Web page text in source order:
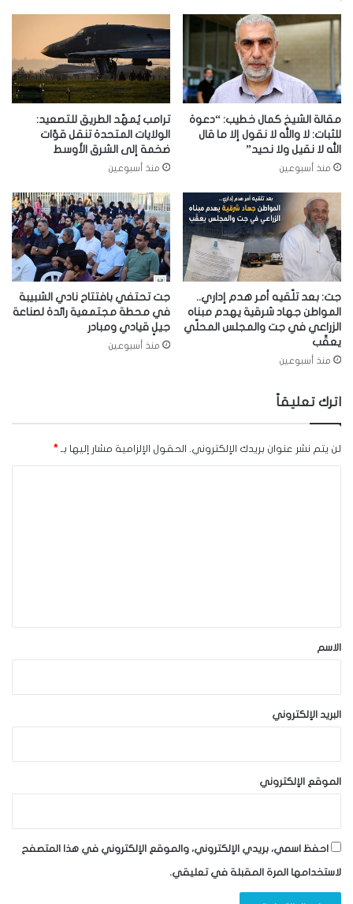
مقالة الشيخ كمال خطيب: “دعوة
للثبات: لا والله لا نقول إلا ما قال
الله لا نقيل ولا نحيد”
منذ أسبوعين
ترامب يُمهّد الطريق للتصعيد:
الولايات المتحدة تنقل قوّات
ضخمة إلى الشرق الأوسط
منذ أسبوعين
جت: بعد تلّقيه أمر هدم إداري..
المواطن جهاد شرقية يهدم مبناه
الزراعي في جت والمجلس المحلّي
يعقّب
منذ أسبوعين
جت تحتفي بافتتاح نادي الشبيبة
في محطة مجتمعية رائدة لصناعة
جيلٍ قيادي ومبادر
منذ أسبوعين
اترك تعليقاً
لن يتم نشر عنوان بريدك الإلكتروني. الحقول الإلزامية مشار إليها بـ *
*الاسم
البريد الإلكتروني
الموقع الإلكتروني
احفظ اسمي، بريدي الإلكتروني، والموقع الإلكتروني في هذا المتصفح
لاستخدامها المرة المقبلة في تعليقي.